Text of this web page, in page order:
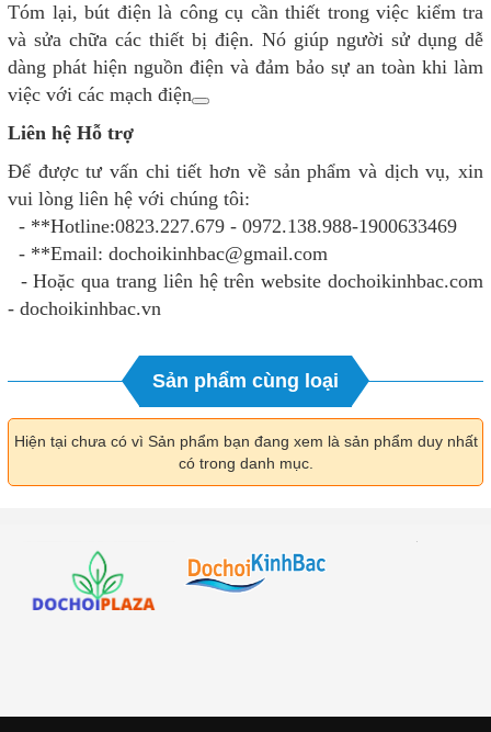
Tóm lại, bút điện là công cụ cần thiết trong việc kiểm tra
và sửa chữa các thiết bị điện. Nó giúp người sử dụng dễ
dàng phát hiện nguồn điện và đảm bảo sự an toàn khi làm
việc với các mạch điện
Liên hệ Hỗ trợ
Để được tư vấn chi tiết hơn về sản phẩm và dịch vụ, xin
vui lòng liên hệ với chúng tôi:
- **Hotline:0823.227.679 - 0972.138.988-1900633469
- **Email: dochoikinhbac@gmail.com
- Hoặc qua trang liên hệ trên website dochoikinhbac.com
- dochoikinhbac.vn
Sản phẩm cùng loại
Hiện tại chưa có vì Sản phẩm bạn đang xem là sản phẩm duy nhất
có trong danh mục.